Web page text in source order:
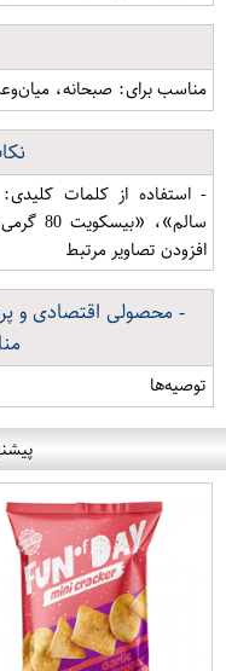
مناسب برای: صبحانه،
- استفاده از کلمات
افزودن تصاویر مرتبط
- محصولی اقتصادی و
توصیه‌ها